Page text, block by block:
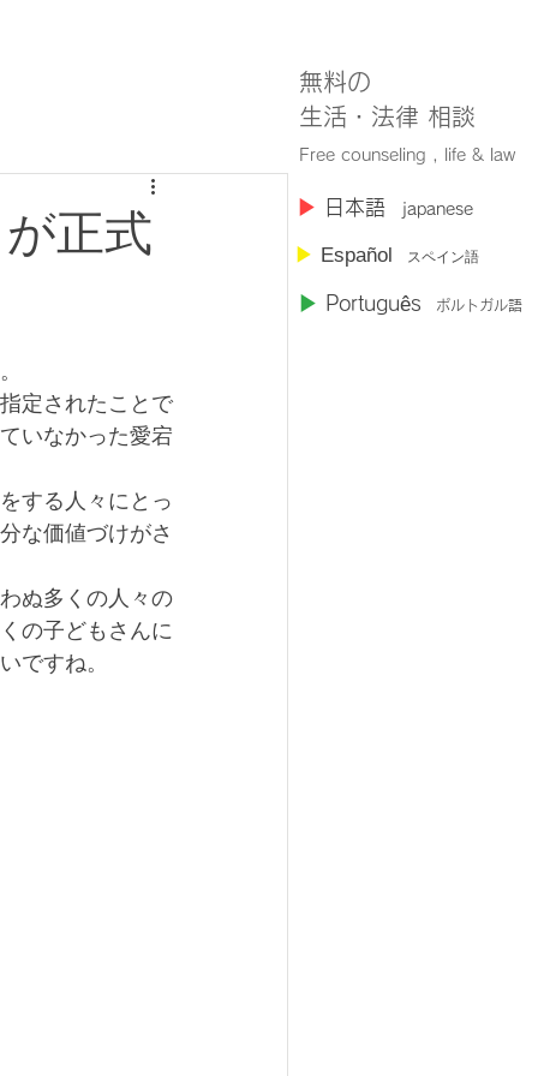
無料の
​生活・法律 相談
Free counseling , life & law
​▶︎ 日本語 japanese
▶︎ Español スペイン語
▶︎ Português ポルトガル語
正式
定されたことで
いなかった愛宕
する人々にとっ
な価値づけがさ
ぬ多くの人々の
の子どもさんに
ですね。